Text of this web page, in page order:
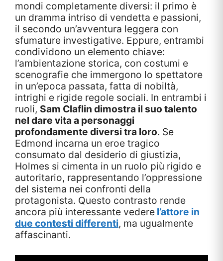
mondi completamente diversi: il primo è
un dramma intriso di vendetta e passioni,
il secondo un’avventura leggera con
sfumature investigative. Eppure, entrambi
condividono un elemento chiave:
l’ambientazione storica, con costumi e
scenografie che immergono lo spettatore
in un’epoca passata, fatta di nobiltà,
intrighi e rigide regole sociali. In entrambi i
ruoli, Sam Claflin dimostra il suo talento
nel dare vita a personaggi
profondamente diversi tra loro. Se
Edmond incarna un eroe tragico
consumato dal desiderio di giustizia,
Holmes si cimenta in un ruolo più rigido e
autoritario, rappresentando l’oppressione
del sistema nei confronti della
protagonista. Questo contrasto rende
ancora più interessante vedere l’attore in
due contesti differenti, ma ugualmente
affascinanti.